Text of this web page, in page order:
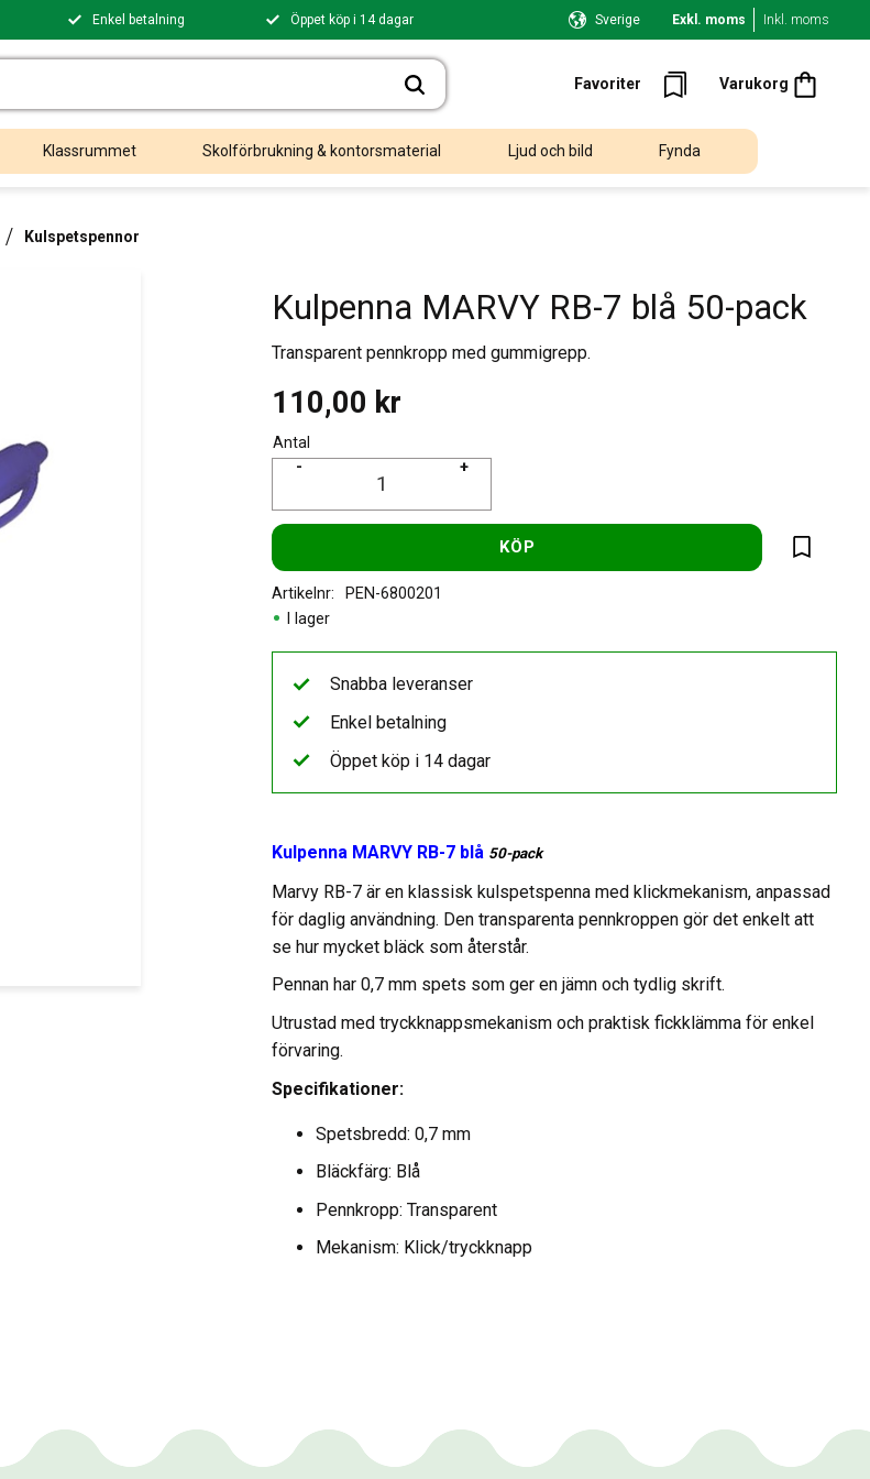
Enkel betalning Öppet köp i 14 dagar Sverige Exkl. moms Inkl. moms
Favoriter Varukorg
Favoriter
Klassrummet Skolförbrukning & kontorsmaterial Ljud och bild Fynda
Kulspetspennor
Kulpenna MARVY RB-7 blå 50-pack
Transparent pennkropp med gummigrepp.
110,00 kr
Antal
+
-
KÖP
Lägg till
I lager
Artikelnr PEN-6800201
Kulpenna MARVY RB-7 blå 50-pack
Marvy RB-7 är en klassisk kulspetspenna med klickmekanism, anpassad
för daglig användning. Den transparenta pennkroppen gör det enkelt att
se hur mycket bläck som återstår.
Pennan har 0,7 mm spets som ger en jämn och tydlig skrift.
Utrustad med tryckknappsmekanism och praktisk fickklämma för enkel
förvaring.
Specifikationer:
Spetsbredd: 0,7 mm
Bläckfärg: Blå
Pennkropp: Transparent
Mekanism: Klick/tryckknapp
Snabba leveranser
Enkel betalning
Öppet köp i 14 dagar